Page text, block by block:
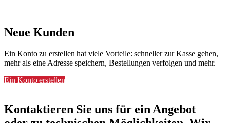
Neue Kunden
Ein Konto zu erstellen hat viele Vorteile: schneller zur Kasse gehen,
mehr als eine Adresse speichern, Bestellungen verfolgen und mehr.
Ein Konto erstellen
Kontaktieren Sie uns für ein Angebot